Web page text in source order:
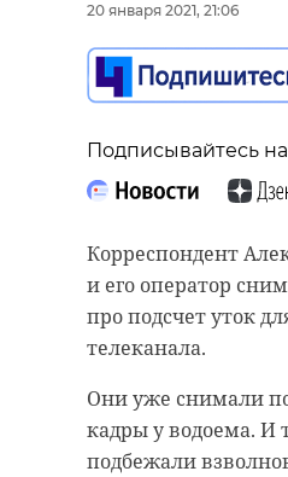
20 января 2021, 21:06
Подписывайтесь
Корреспондент
и его оператор
про подсчет уток
телеканала.
Они уже снимали
кадры у водоема. И
подбежали